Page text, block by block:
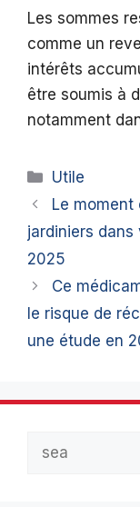
Les sommes
comme un
intérêts
être soumis à
notamment
Catégories
Utile
Le moment
jardiniers
2025
Ce
le risque de
une étude en